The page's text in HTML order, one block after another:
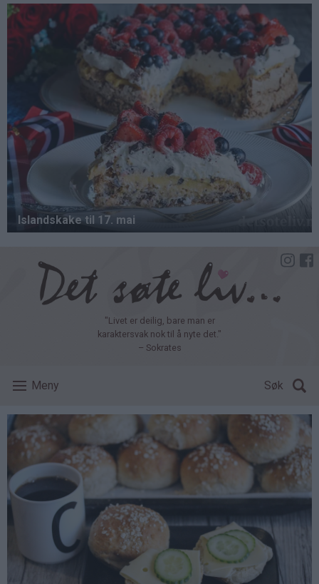
Hopp
hovedinnhold
"Livet er deilig, bare man er
karaktersvak nok til å nyte det."
– Sokrates
Meny Søk